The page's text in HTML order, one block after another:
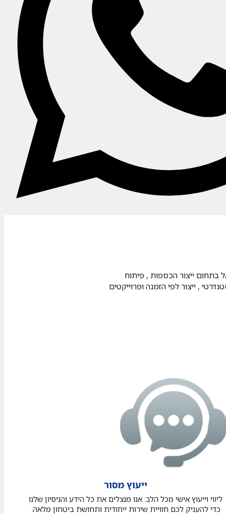
בתחום ייצור הכספות , פיתוח
, ייצור לפי הזמנה ופרוייקטים
ייעוץ מסור
ליווי וייעוץ אישי מכל הלב: אנו מנצלים את כל הידע והניסיון שלנו
כדי להעניק לכם חוויית שירות ייחודית ותחושת ביטחון מלאה.